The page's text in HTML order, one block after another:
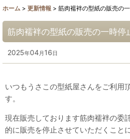
ホーム > 更新情報 > 筋肉襦袢の型紙の販売の
筋肉襦袢の型紙の販売の一時停
2025年04月 16日
いつもうさこの型紙屋さんをご利用
す。
現在販売しております筋肉襦袢の委
的に販売を停止させていただくこと